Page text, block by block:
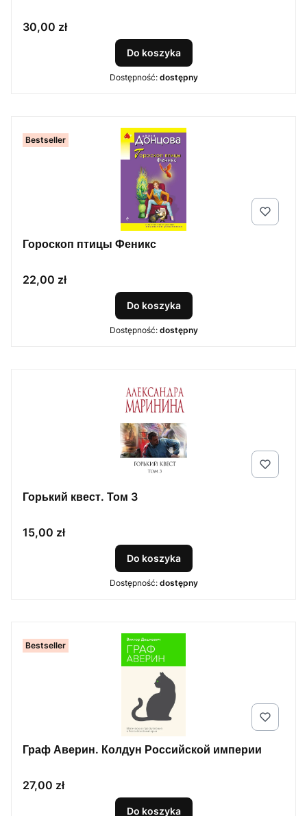
Cena
30,00 zł
Do koszyka
Dostępność: dostępny
Bestseller
Гороскоп птицы Феникс
Cena
22,00 zł
Do koszyka
Dostępność: dostępny
Горький квест. Том 3
Cena
15,00 zł
Do koszyka
Dostępność: dostępny
Bestseller
Граф Аверин. Колдун Российской империи
Cena
27,00 zł
Do koszyka